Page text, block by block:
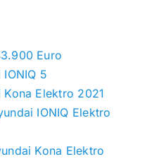
Euro
5
Elektro 2021
IONIQ Elektro
Kona Elektro